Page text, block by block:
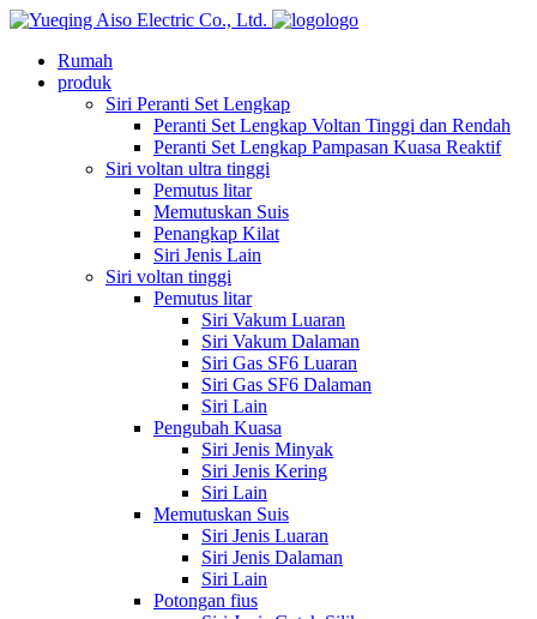
logo
Rumah
produk
Siri Peranti Set Lengkap
Peranti Set Lengkap Voltan Tinggi dan Rendah
Peranti Set Lengkap Pampasan Kuasa Reaktif
Siri voltan ultra tinggi
Pemutus litar
Memutuskan Suis
Penangkap Kilat
Siri Jenis Lain
Siri voltan tinggi
Pemutus litar
Siri Vakum Luaran
Siri Vakum Dalaman
Siri Gas SF6 Luaran
Siri Gas SF6 Dalaman
Siri Lain
Pengubah Kuasa
Siri Jenis Minyak
Siri Jenis Kering
Siri Lain
Memutuskan Suis
Siri Jenis Luaran
Siri Jenis Dalaman
Siri Lain
Potongan fius